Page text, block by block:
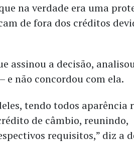
na verdade era uma
de fora dos créditos
assinou a decisão,
e não concordou com ela.
tendo todos aparência
de câmbio, reunindo,
requisitos,” diz a